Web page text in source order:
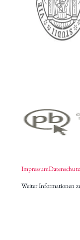
Impressum
Weiter Informationen